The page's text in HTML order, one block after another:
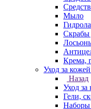
Мыло
Скрабы
Крема,
Уход за
Назад
Уход за
Гели,
Наборы